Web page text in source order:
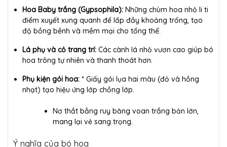
Hoa Baby trắng (Gypsophila): Những chùm hoa nhỏ li ti
điểm xuyết xung quanh để lấp đầy khoảng trống, tạo
độ bồng bềnh và mềm mại cho tổng thể.
Lá phụ và cỏ trang trí: Các cành lá nhỏ vươn cao giúp bó
hoa trông tự nhiên và thanh thoát hơn.
Phụ kiện gói hoa: * Giấy gói lụa hai màu (đỏ và hồng
nhạt) tạo hiệu ứng lớp chồng lớp.
Nơ thắt bằng ruy băng voan trắng bản lớn,
mang lại vẻ sang trọng.
Ý nghĩa của bó hoa